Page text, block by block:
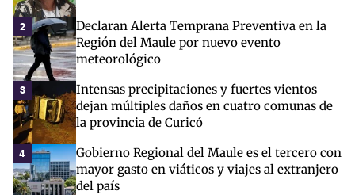
2
Declaran Alerta Temprana Preventiva en la
Región del Maule por nuevo evento
meteorológico
3
Intensas precipitaciones y fuertes vientos
dejan múltiples daños en cuatro comunas de
la provincia de Curicó
4
Gobierno Regional del Maule es el tercero con
mayor gasto en viáticos y viajes al extranjero
del país